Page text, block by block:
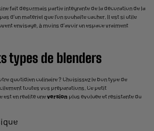
fait désormais partie intégrante de la décoration de la
d’un matériel que l’on souhaite cacher. Il est si utile
envisagé, à moins d’avoir un espace vraiment
types de blenders
quotidien culinaire ? Choisissez le bon type de
toutes vos préparations. Ce petit
est en réalité uneversion plus évoluée et résistante du